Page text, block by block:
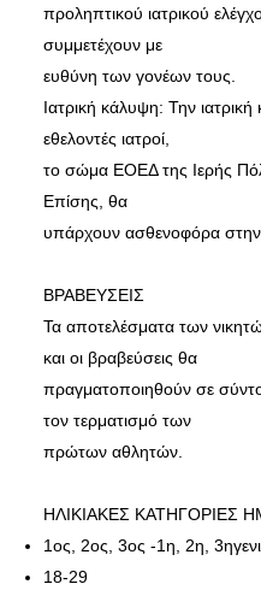
προληπτικού ιατρικού
συμμετέχουν με
ευθύνη των γονέων τους.
Ιατρική κάλυψη: Την
εθελοντές ιατροί,
το σώμα ΕΟΕΔ της Ιερής
Επίσης, θα
υπάρχουν ασθενοφόρα
ΒΡΑΒΕΥΣΕΙΣ
Τα αποτελέσματα των
και οι βραβεύσεις θα
πραγματοποιηθούν σε
τον τερματισμό των
πρώτων αθλητών.
ΗΛΙΚΙΑΚΕΣ ΚΑΤΗΓΟΡΙΕΣ
1ος, 2ος, 3ος -1η, 2η,
18-29